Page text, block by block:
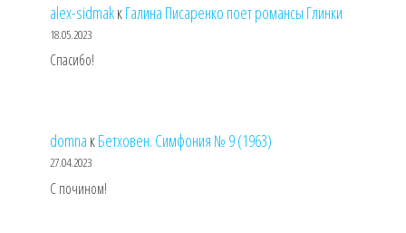
alex-sidmakкГалина Писаренко поет романсы Глинки
18.05.2023
Спасибо!
domna кБетховен. Симфония № 9 (1963)
27.04.2023
С почином!